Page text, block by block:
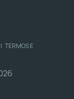
| TERMOS E